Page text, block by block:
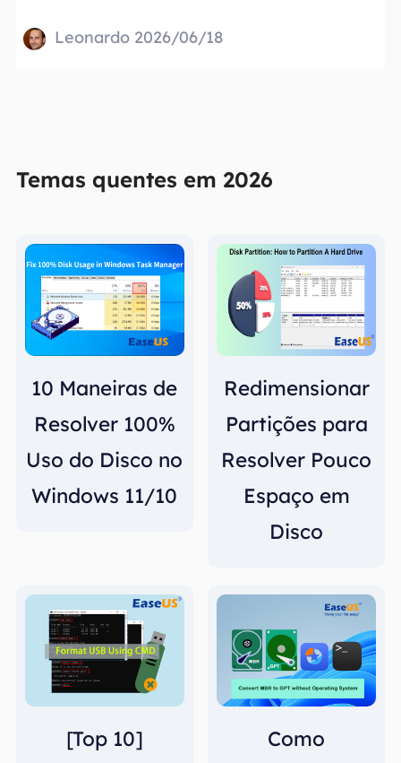
Leonardo 2026/06/18
Temas quentes em 2026
10 Maneiras de
Resolver 100%
Uso do Disco no
Windows 11/10
Redimensionar
Partições para
Resolver Pouco
Espaço em
Disco
[Top 10]
Como